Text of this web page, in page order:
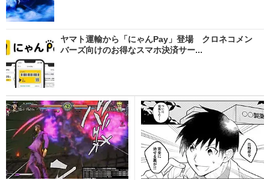
ヤマト運輸から「にゃんPay」登場 クロネコメン
バーズ向けのお得なスマホ決済サー...